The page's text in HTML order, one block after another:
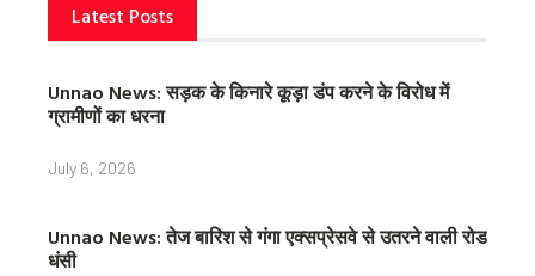
Latest Posts
Unnao News: सड़क के किनारे कूड़ा डंप करने के विरोध में
ग्रामीणों का धरना
July 6, 2026
Unnao News: तेज बारिश से गंगा एक्सप्रेसवे से उतरने वाली रोड
धंसी